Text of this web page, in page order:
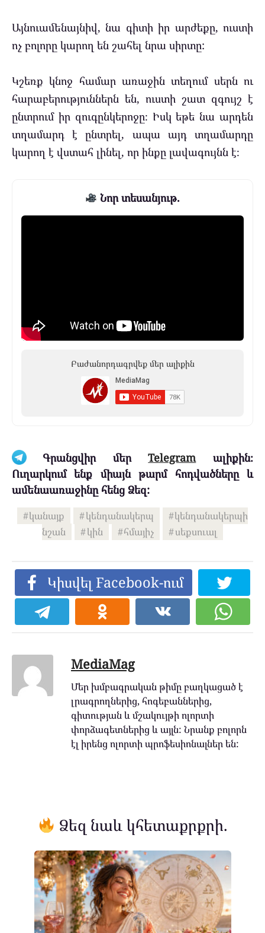
Այնուամենայնիվ, նա գիտի իր արժեքը, ուստի
ոչ բոլորը կարող են շահել նրա սիրտը:
Կշեռք կնոջ համար առաջին տեղում սերն ու
հարաբերություններն են, ուստի շատ զգույշ է
ընտրում իր զուգընկերոջը։ Իսկ եթե նա արդեն
տղամարդ է ընտրել, ապա այդ տղամարդը
կարող է վստահ լինել, որ ինքը լավագույնն է։
Նոր տեսանյութ.
Բաժանորդագրվեք մեր ալիքին
Գրանցվիր մերTelegramալիքին։
Ուղարկում ենք միայն թարմ հոդվածները և
ամենաառաջինը հենց Ձեզ:
կանայք կենդանակերպ
կենդանակերպի
նշան
կին հմայիչ սեքսուալ
Կիսվել Facebook-ում
MediaMag
Մեր խմբագրական թիմը բաղկացած է
լրագրողներից, հոգեբաններից,
գիտության և մշակույթի ոլորտի
փորձագետներից և այլն: Նրանք բոլորն
էլ իրենց ոլորտի պրոֆեսիոնալներ են:
Ձեզ նաև կհետաքրքրի.